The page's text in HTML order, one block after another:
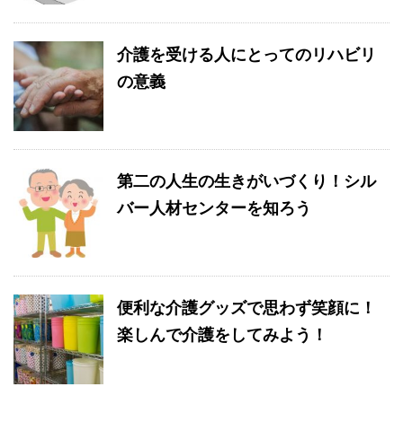
介護を受ける人にとってのリハビリ
の意義
第二の人生の生きがいづくり！シル
バー人材センターを知ろう
便利な介護グッズで思わず笑顔に！
楽しんで介護をしてみよう！